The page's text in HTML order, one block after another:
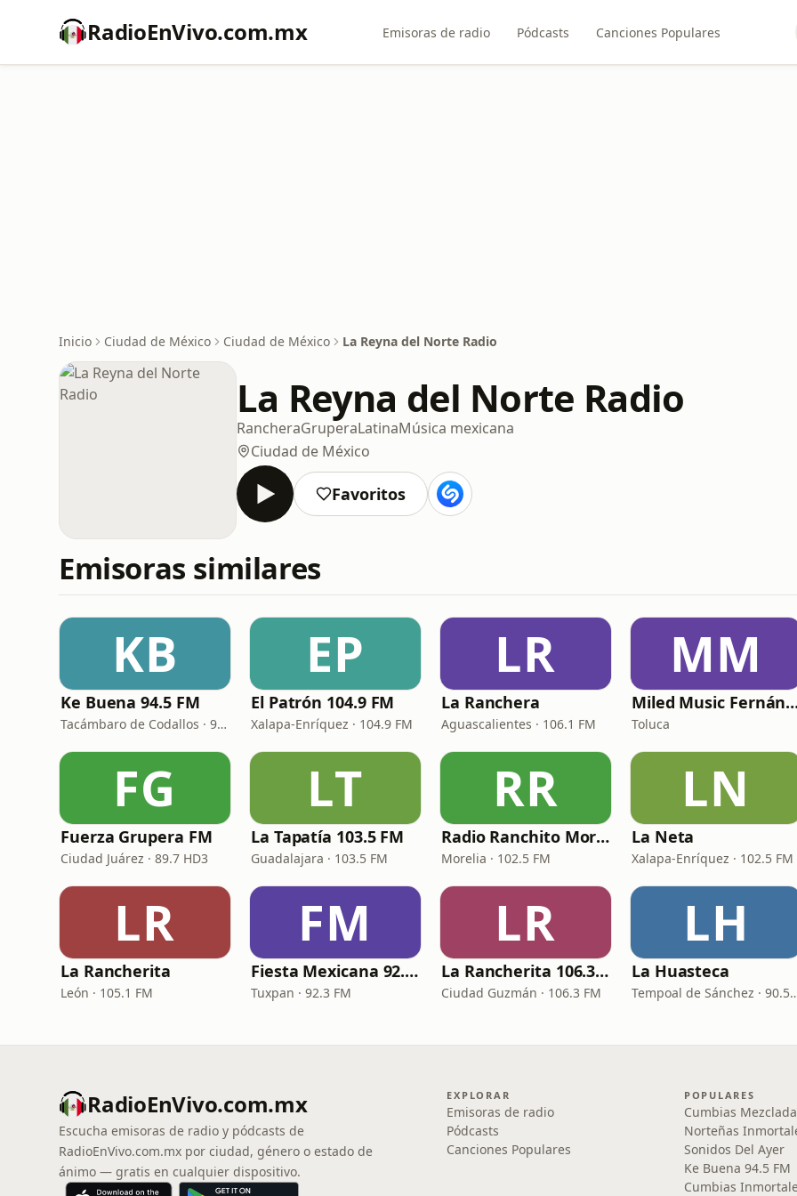
RadioEnVivo.com.mx Emisoras de radio Pódcasts Canciones Populares
Inicio Ciudad de México Ciudad de México La Reyna del Norte Radio
La Reyna del Norte Radio
RancheraGruperaLatinaMúsica mexicana
Ciudad de México
Favoritos
Emisoras similares
KB
Ke Buena 94.5 FM
Tacámbaro de Codallos · 94.5 FM
EP
El Patrón 104.9 FM
Xalapa-Enríquez · 104.9 FM
LR
La Ranchera
Aguascalientes · 106.1 FM
MM
Miled Music
Toluca
FG
Fuerza Grupera FM
Ciudad Juárez · 89.7 HD3
LT
La Tapatía 103.5 FM
Guadalajara · 103.5 FM
RR
Radio Ranchito Morelia
Morelia · 102.5 FM
LN
La Neta
Xalapa-Enríquez · 102.5 FM
LR
La Rancherita
León · 105.1 FM
FM
Fiesta Mexicana 92.3 FM - XHTU
Tuxpan · 92.3 FM
LR
La Rancherita 106.3 FM
Ciudad Guzmán · 106.3 FM
LH
La Huasteca
Tempoal de
RadioEnVivo.com.mx
Escucha emisoras de radio y pódcasts de
RadioEnVivo.com.mx por ciudad, género o estado de
ánimo — gratis en cualquier dispositivo.
EXPLORAR
Emisoras de radio
Pódcasts
Canciones Populares
POPULARES
Cumbias
Norteñas
Sonidos Del Ayer
Ke Buena 94.5 FM
Cumbias